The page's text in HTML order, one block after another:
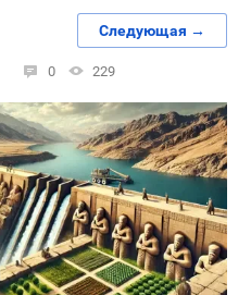
Следующая →
0 229